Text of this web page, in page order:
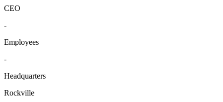
CEO
-
Employees
-
Headquarters
Rockville